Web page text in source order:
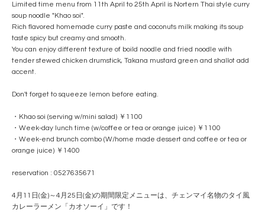
Limited time menu from 11th April to 25th April is Nortern Thai style curry
soup noodle "Khao soi".
Rich flavored homemade curry paste and coconuts milk making its soup
taste spicy but creamy and smooth.
You can enjoy different texture of boild noodle and fried noodle with
tender stewed chicken drumstick, Takana mustard green and shallot add
accent.
Don't forget to squeeze lemon before eating.
・Khao soi (serving w/mini salad) ￥1100
・Week-day lunch time (w/coffee or tea or orange juice) ￥1100
・Week-end brunch combo (W/home made dessert and coffee or tea or
orange juice) ￥1400
reservation : 0527635671
4月11日(金)～4月25日(金)の期間限定メニューは、チェンマイ名物のタイ風
カレーラーメン「カオソーイ」です！